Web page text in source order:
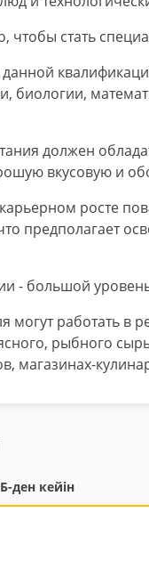
стать
биологии,
должен
вкусовую и
росте
предполагает
- большой уровень
могут работать в
рыбного
магазинах-
ден кейін